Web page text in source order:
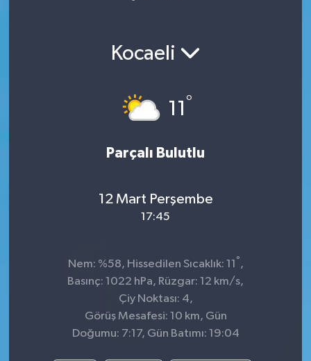
Kocaeli
11 °
Parçalı Bulutlu
12 Mart Perşembe
17:45
Nem: %58, Hissedilen Sıcaklık: 11 ° ,
Basınç: 1022 hPa, Rüzgar: 12 km/s,
Çiy Noktası: 4,
Görüş Mesafesi: 10 km, Gün
Doğumu: 7:17, Gün Batımı: 19:04